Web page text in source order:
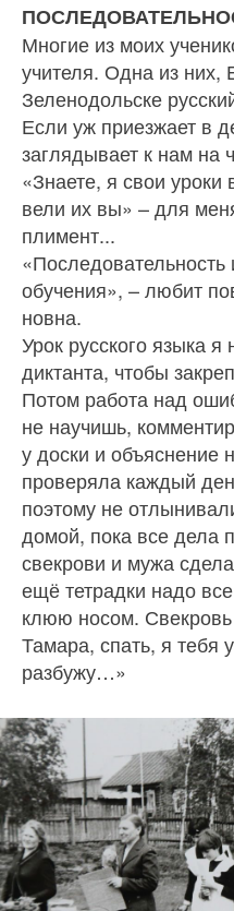
Многие из моих
учителя. Одна из них,
Зеленодольске
Если уж приезжает в
загляды­вает к нам на
«Знаете, я свои уроки
вели их вы» – для
плимент...
«Последовательность
обучения», – любит
новна.
Урок русского языка
диктанта, что­бы
Потом работа над
не научишь,
у доски и объяснение
проверяла каж­дый
поэтому не
домой, пока все дела
свекро­ви и мужа
ещё тетрадки надо
клюю носом.
Тамара, спать, я тебя
разбужу…»